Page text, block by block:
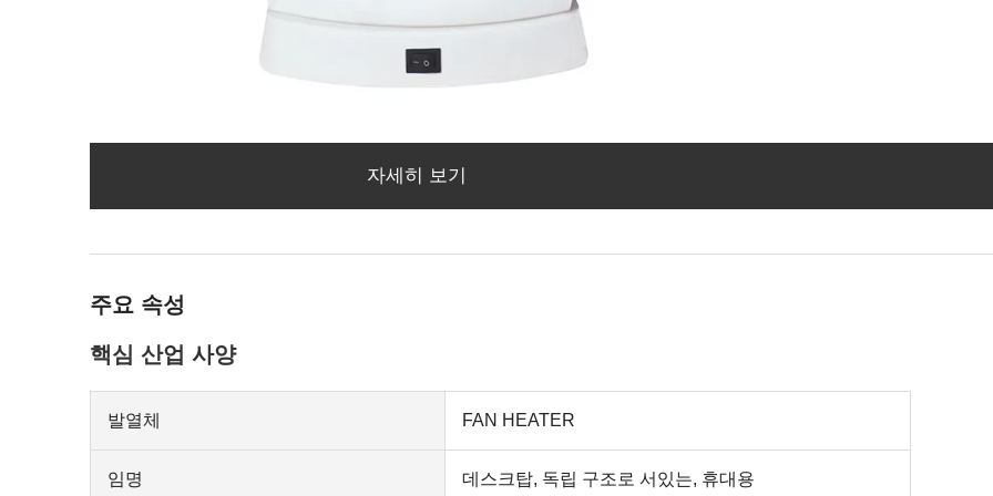
자세히 보기
주요 속성
핵심 산업 사양
발열체 FAN HEATER
임명 데스크탑, 독립 구조로 서있는, 휴대용